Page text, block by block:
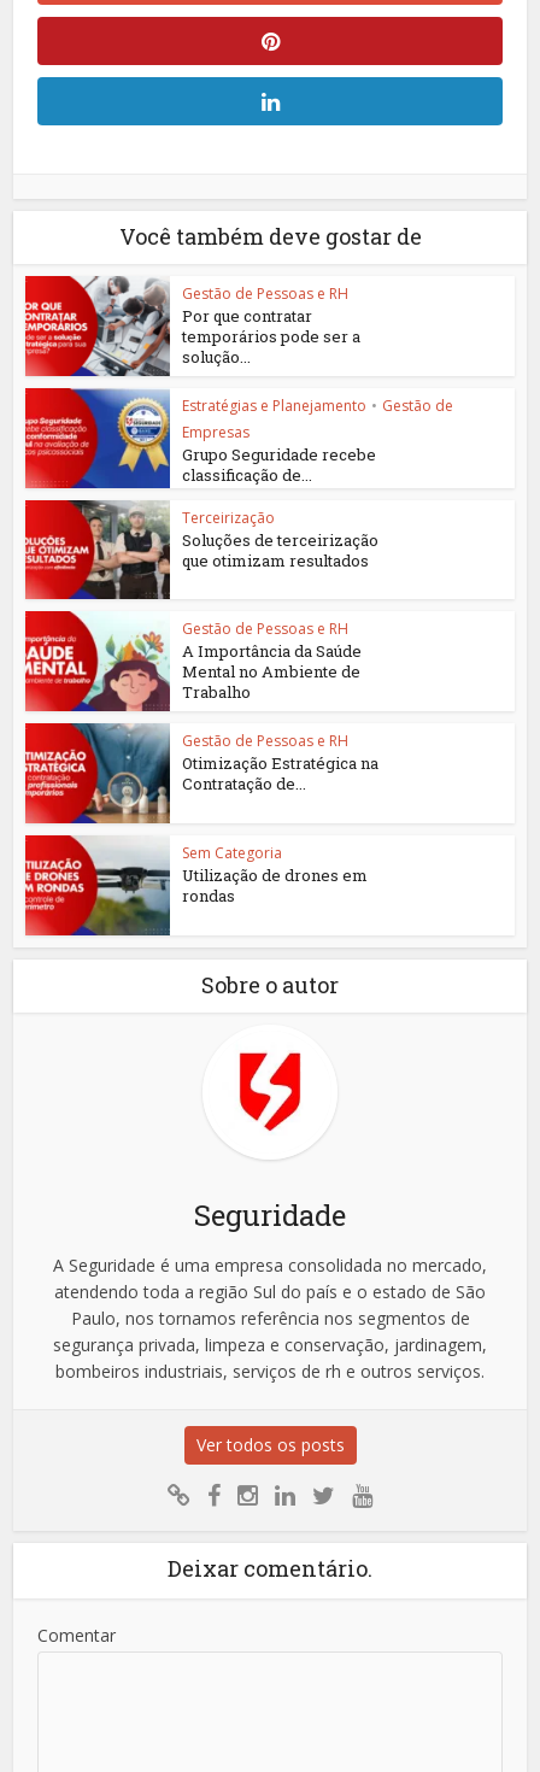
Você também deve gostar de
Gestão de Pessoas e RH
Por que contratar
temporários pode ser a
solução...
Estratégias e Planejamento • Gestão de
Empresas
Grupo Seguridade recebe
classificação de...
Terceirização
Soluções de terceirização
que otimizam resultados
Gestão de Pessoas e RH
A Importância da Saúde
Mental no Ambiente de
Trabalho
Gestão de Pessoas e RH
Otimização Estratégica na
Contratação de...
Sem Categoria
Utilização de drones em
rondas
Sobre o autor
Seguridade
A Seguridade é uma empresa consolidada no mercado,
atendendo toda a região Sul do país e o estado de São
Paulo, nos tornamos referência nos segmentos de
segurança privada, limpeza e conservação, jardinagem,
bombeiros industriais, serviços de rh e outros serviços.
Ver todos os posts
Deixar comentário.
Comentar